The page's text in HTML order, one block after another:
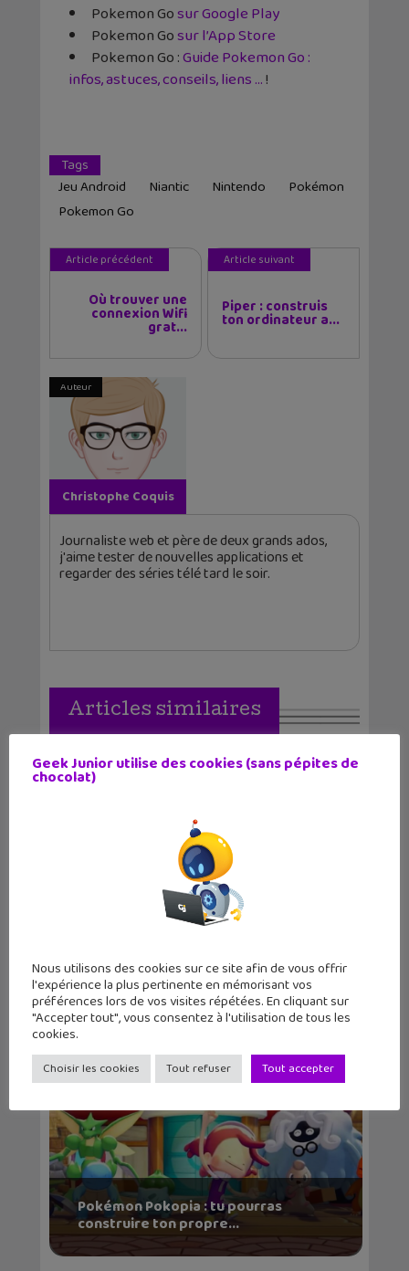
Pokemon Gosur Google Play
Pokemon Gosur l’App Store
Pokemon Go :Guide Pokemon Go :
infos, astuces, conseils, liens …!
Tags
Jeu Android
Niantic Nintendo
Pokémon
Pokemon Go
Article précédent
Où trouver une
connexion Wifi
grat...
Article suivant
Piper : construis
ton ordinateur a...
Auteur
Christophe Coquis
Journaliste web et père de deux grands ados,
j'aime tester de nouvelles applications et
regarder des séries télé tard le soir.
Articles similaires
Pokémon Pokopia : tu pourras
construire ton propre...
Geek Junior utilise des cookies (sans pépites de
chocolat)
Nous utilisons des cookies sur ce site afin de vous offrir
l'expérience la plus pertinente en mémorisant vos
préférences lors de vos visites répétées. En cliquant sur
"Accepter tout", vous consentez à l'utilisation de tous les
cookies.
Choisir les cookies Tout refuser Tout accepter